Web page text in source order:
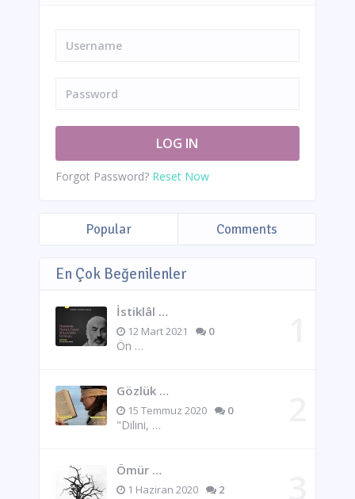
Forgot Password? Reset Now
Popular Comments
En Çok Beğenilenler
İstiklâl …
12 Mart 2021 0
Ön …
Gözlük …
15 Temmuz 2020 0
"Dilini, …
Ömür …
1 Haziran 2020 2